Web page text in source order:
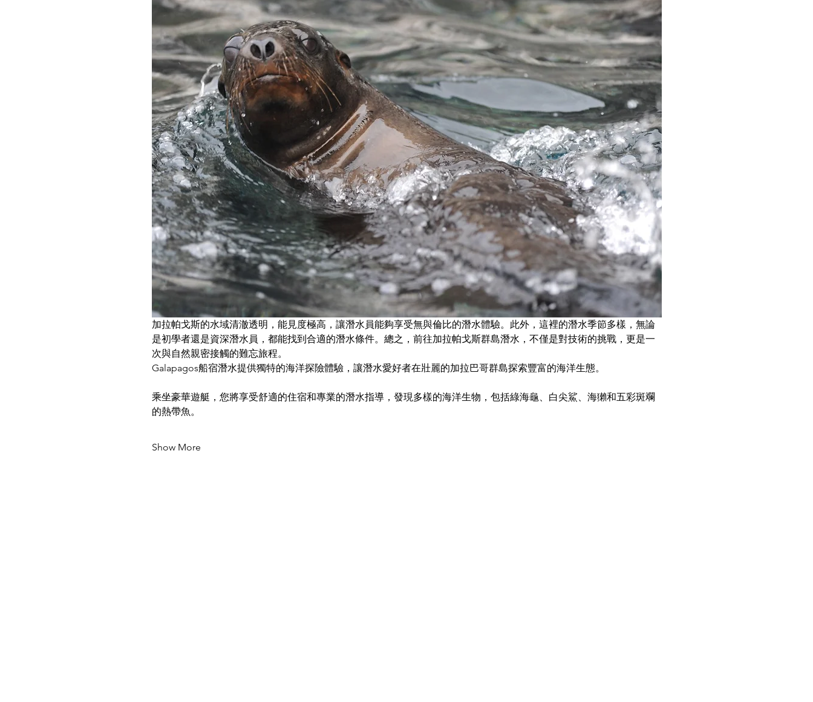
加拉帕戈斯的水域清澈透明，能見度極高，讓潛水員能夠享受無與倫比的潛水體驗。此外，這裡的潛水季節多樣，無論
是初學者還是資深潛水員，都能找到合適的潛水條件。總之，前往加拉帕戈斯群島潛水，不僅是對技術的挑戰，更是一
次與自然親密接觸的難忘旅程。
Galapagos船宿潛水提供獨特的海洋探險體驗，讓潛水愛好者在壯麗的加拉巴哥群島探索豐富的海洋生態。
乘坐豪華遊艇，您將享受舒適的住宿和專業的潛水指導，發現多樣的海洋生物，包括綠海龜、白尖鯊、海獺和五彩斑斕
的熱帶魚。
Show More